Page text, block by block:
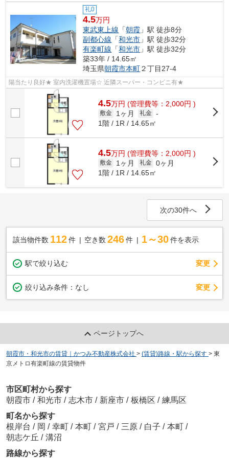
礼0
4.5万円
東武東上線 「朝霞 」駅 徒歩8分
副都心線 「和光市 」駅 徒歩32分
有楽町線 「和光市 」駅 徒歩32分
築33年 / 14.65㎡
埼玉県朝霞市本町２丁目27-4
陽当たり良好★ 室内洗濯機置場☆ 近隣スーパー・コンビニ有★
4.5万円 (管理費等：2,000円 )
敷金 1ヶ月 礼金 -
1階 / 1R / 14.65㎡
4.5万円 (管理費等：2,000円 )
敷金 1ヶ月 礼金 0ヶ月
1階 / 1R / 14.65㎡
次の30件へ
該当物件数 112件 空き数 246 件 1～30 件を表示
駅で絞り込む 変更
絞り込み条件： なし 変更
ページトップへ
朝霞市・和光市の賃貸｜かつみ不動産株式会社 > (賃貸)路線・駅から探す > 東
京メトロ有楽町線の賃貸物件
市区町村から探す
朝霞市 / 和光市 / 志木市 / 新座市 / 板橋区 / 練馬区
町名から探す
根岸台 / 岡 / 幸町 / 本町 / 宮戸 / 三原 / 白子 / 本町 /
朝志ケ丘 / 溝沼
路線から探す